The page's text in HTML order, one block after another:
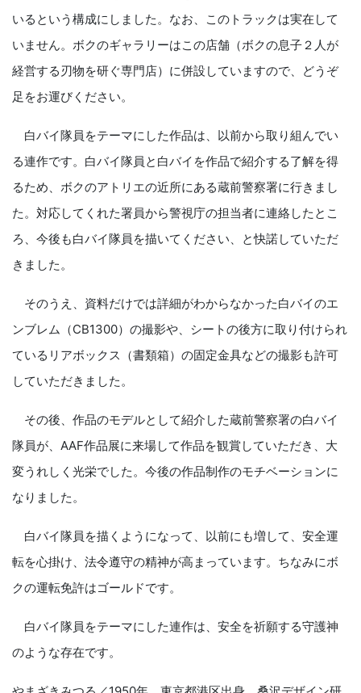
いるという構成にしました。なお、このトラックは実在して
いません。ボクのギャラリーはこの店舗（ボクの息子２人が
経営する刃物を研ぐ専門店）に併設していますので、どうぞ
足をお運びください。
白バイ隊員をテーマにした作品は、以前から取り組んでい
る連作です。白バイ隊員と白バイを作品で紹介する了解を得
るため、ボクのアトリエの近所にある蔵前警察署に行きまし
た。対応してくれた署員から警視庁の担当者に連絡したとこ
ろ、今後も白バイ隊員を描いてください、と快諾していただ
きました。
そのうえ、資料だけでは詳細がわからなかった白バイのエ
ンブレム（CB1300）の撮影や、シートの後方に取り付けられ
ているリアボックス（書類箱）の固定金具などの撮影も許可
していただきました。
その後、作品のモデルとして紹介した蔵前警察署の白バイ
隊員が、AAF作品展に来場して作品を観賞していただき、大
変うれしく光栄でした。今後の作品制作のモチベーションに
なりました。
白バイ隊員を描くようになって、以前にも増して、安全運
転を心掛け、法令遵守の精神が高まっています。ちなみにボ
クの運転免許はゴールドです。
白バイ隊員をテーマにした連作は、安全を祈願する守護神
のような存在です。